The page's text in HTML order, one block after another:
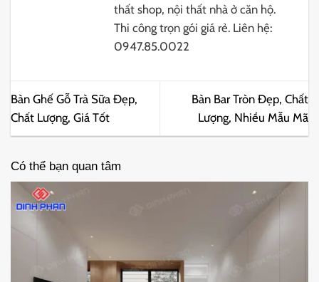
thất shop, nội thất nhà ở căn hộ.
Thi công trọn gói giá rẻ. Liên hệ:
0947.85.0022
Bàn Ghế Gỗ Trà Sữa Đẹp,
Chất Lượng, Giá Tốt
Bàn Bar Tròn Đẹp, Chất
Lượng, Nhiều Mẫu Mã
Có thể bạn quan tâm